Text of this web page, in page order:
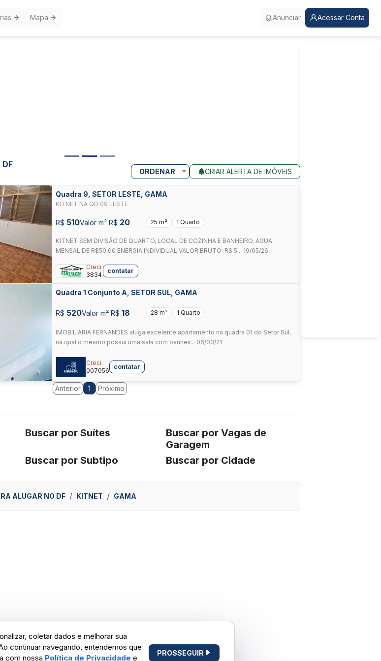
Mapa Anunciar Acessar Conta
ORDENAR CRIAR ALERTA DE IMÓVEIS
Quadra 9, SETOR LESTE, GAMA
KITNET NA QD 09 LESTE
R$ 510Valor m² R$ 20 25 m² 1 Quarto
KITNET SEM DIVISÃO DE QUARTO, LOCAL DE COZINHA E BANHEIRO. AGUA
MENSAL DE R$50,00 ENERGIA INDIVIDUAL VALOR BRUTO: R$ 5... 19/05/26
Creci:
3834
contatar
Quadra 1 Conjunto A, SETOR SUL, GAMA
R$ 520Valor m² R$ 18 28 m² 1 Quarto
IMOBILIÁRIA FERNANDES aluga excelente apartamento na quadra 01 do Setor Sul,
na qual o mesmo possui uma sala com banheir... 06/03/21
Creci:
007056
contatar
Anterior 1 Próximo
Buscar por Suítes
Buscar por Vagas de
Garagem
Buscar por Subtipo Buscar por Cidade
ALUGAR NO DF KITNET GAMA
coletar dados e melhorar sua
continuar navegando, entendemos que
com nossa Política de Privacidade e
PROSSEGUIR